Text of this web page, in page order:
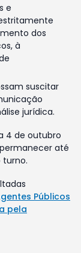
e
dos
à
suscitar
jurídica.
4 de outubro
até
turno.
Públicos
pela